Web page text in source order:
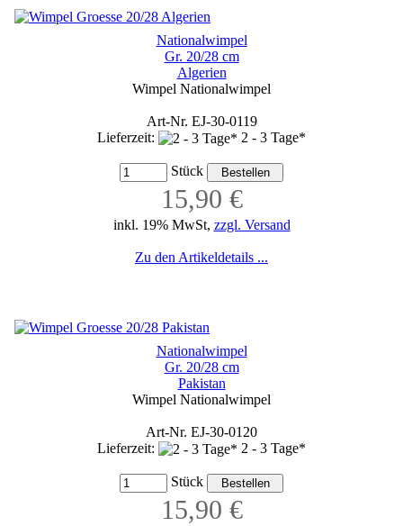
Nationalwimpel
Gr. 20/28 cm
Algerien
Wimpel Nationalwimpel
Art-Nr. EJ-30-0119
Lieferzeit:
2 - 3 Tage*
Stück
15,90 €
inkl. 19% MwSt, zzgl. Versand
Zu den Artikeldetails ...
Nationalwimpel
Gr. 20/28 cm
Pakistan
Wimpel Nationalwimpel
Art-Nr. EJ-30-0120
Lieferzeit:
2 - 3 Tage*
Stück
15,90 €